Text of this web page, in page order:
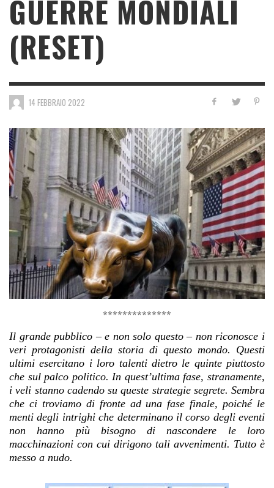
GUERRE MONDIALI
(RESET)
14 FEBBRAIO 2022
**************
Il grande pubblico – e non solo questo – non riconosce i
veri protagonisti della storia di questo mondo. Questi
ultimi esercitano i loro talenti dietro le quinte piuttosto
che sul palco politico. In quest’ultima fase, stranamente,
i veli stanno cadendo su queste strategie segrete. Sembra
che ci troviamo di fronte ad una fase finale, poiché le
menti degli intrighi che determinano il corso degli eventi
non hanno più bisogno di nascondere le loro
macchinazioni con cui dirigono tali avvenimenti. Tutto è
messo a nudo.